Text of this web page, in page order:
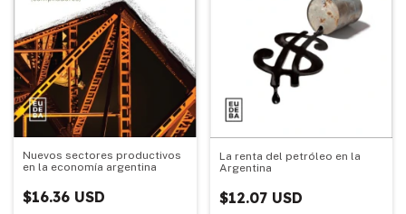
Nuevos sectores productivos
en la economía argentina
$16.36 USD
La renta del petróleo en la
Argentina
$12.07 USD